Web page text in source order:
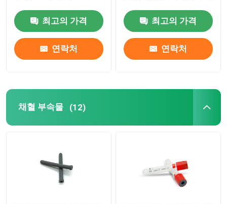
최고의 가격
연락처
최고의 가격
연락처
채혈 부속물 (12)